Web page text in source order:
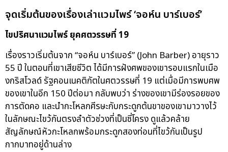
จุดเริ่มต้นของเรื่องเล่าแวมไพร์ ‘จอห์น บาร์เบอร์’
ไขปริศนาแวมไพร์ ยุคศตวรรษที่ 19
เรื่องราวเริ่มต้นจาก “จอห์น บาร์เบอร์” (John Barber) อายุราว
55 ปี ในตอนที่เขาเสียชีวิต ได้มีการฝังศพของเขารอบแรกในเมือ
งกริสโวลด์ รัฐคอนเนคติกัตในศตวรรษที่ 19 แต่เมื่อมีการพบศพ
ของเขาในอีก 150 ปีต่อมา กลับพบว่า ร่างของเขามีร่องรอยของ
การตัดคอ และนำกะโหลกศีรษะกับกระดูกต้นขาของเขามาวางไว้
ในลักษณะไขว้กันตรงลำตัวช่วงที่เป็นซี่โครง ดูแล้วคล้าย
สัญลักษณ์หัวกะโหลกพร้อมกระดูกสองท่อนที่ไขว้กันเป็นรูป
กากบาทอยู่ด้านล่าง